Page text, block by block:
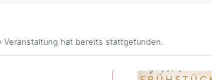
Veranstaltung hat bereits stattgefunden.